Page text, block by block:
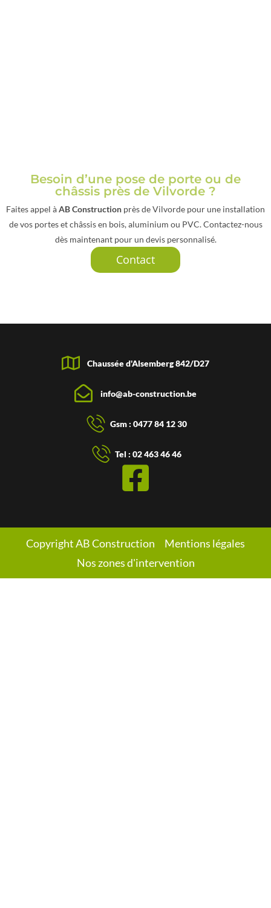
Besoin d’une pose de porte ou de
châssis près de Vilvorde ?
Faites appel àAB Construction près de Vilvorde pour une installation
de vos portes et châssis en bois, aluminium ou PVC. Contactez-nous
dès maintenant pour un devis personnalisé.
Contact
Chaussée d'Alsemberg 842/D27
info@ab-construction.be
Gsm : 0477 84 12 30
Tel : 02 463 46 46
Copyright AB Construction
Mentions légales
Nos zones d'intervention